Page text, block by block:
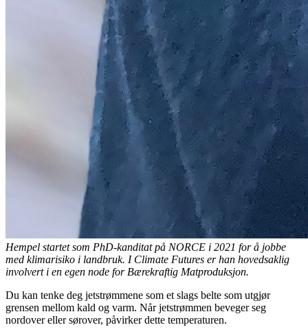
Hempel startet som PhD-kanditat på NORCE i 2021 for å jobbe
med klimarisiko i landbruk. I Climate Futures er han hovedsaklig
involvert i en egen node for Bærekraftig Matproduksjon.
Du kan tenke deg jetstrømmene som et slags belte som utgjør
grensen mellom kald og varm. Når jetstrømmen beveger seg
nordover eller sørover, påvirker dette temperaturen.